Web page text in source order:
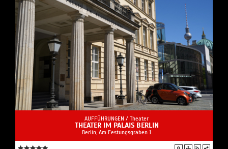
AUFFÜHRUNGEN / Theater
THEATER IM PALAIS BERLIN
Berlin, Am Festungsgraben 1